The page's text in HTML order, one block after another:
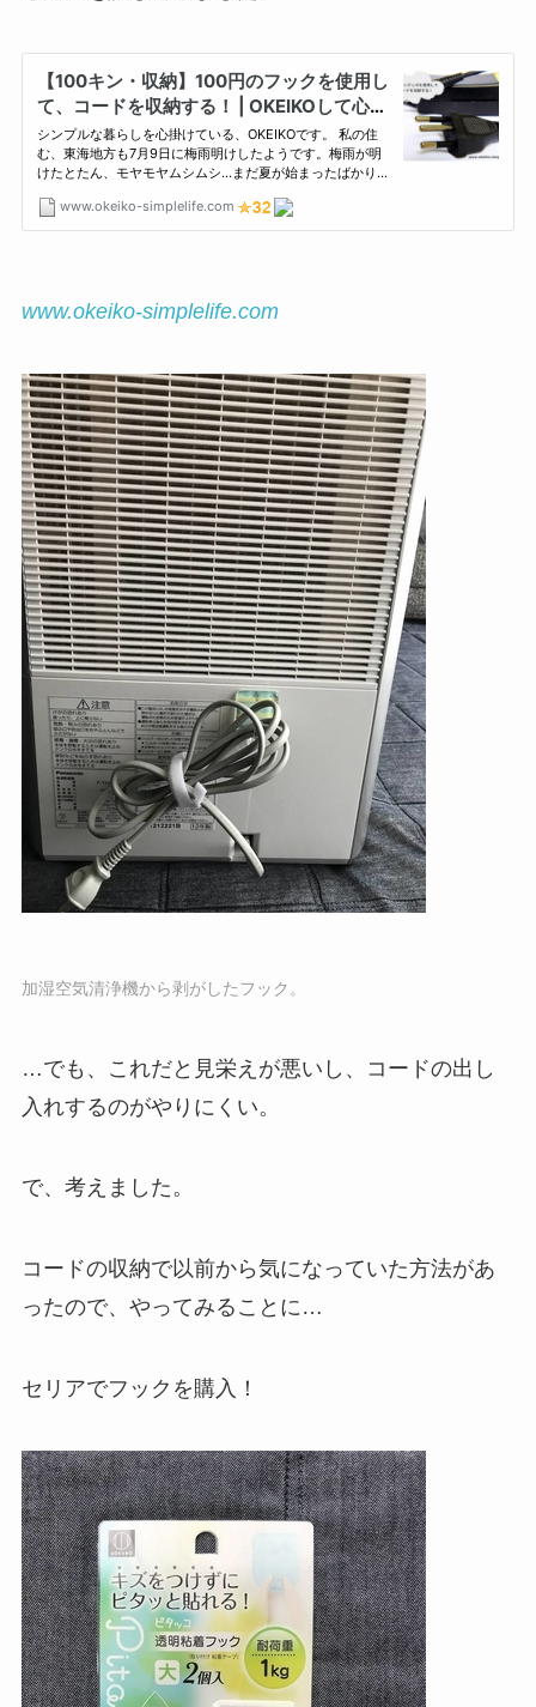
www.okeiko-simplelife.com
加湿空気清浄機から剥がしたフック。
…でも、これだと見栄えが悪いし、コードの出し
入れするのがやりにくい。
で、考えました。
コードの収納で以前から気になっていた方法があ
ったので、やってみることに…
セリアでフックを購入！